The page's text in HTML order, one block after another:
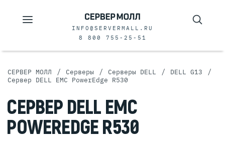
INFO@SERVERMALL.RU
8 800 755-25-51
СЕРВЕР МОЛЛ / Серверы / Серверы DELL / DELL G13 /
Сервер DELL EMC PowerEdge R530
СЕРВЕР DELL EMC
POWEREDGE R530